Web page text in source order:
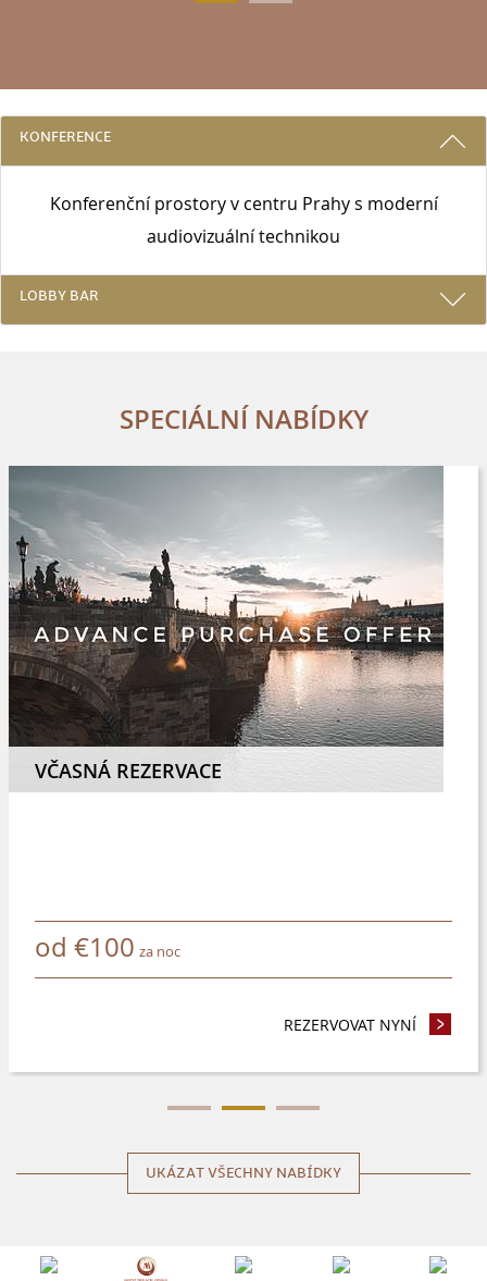
3 DŮVODY PROČ SE UBYTOVAT U NÁS
KONFERENCE
Konferenční prostory v centru Prahy s moderní
audiovizuální technikou
LOBBY BAR
SPECIÁLNÍ NABÍDKY
VČASNÁ REZERVACE
od €100 za noc
REZERVOVAT NYNÍ -
UKÁZAT VŠECHNY NABÍDKY